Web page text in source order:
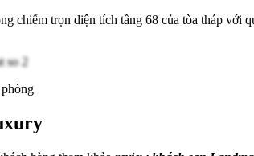
chiếm trọn diện tích tầng 68 của tòa tháp